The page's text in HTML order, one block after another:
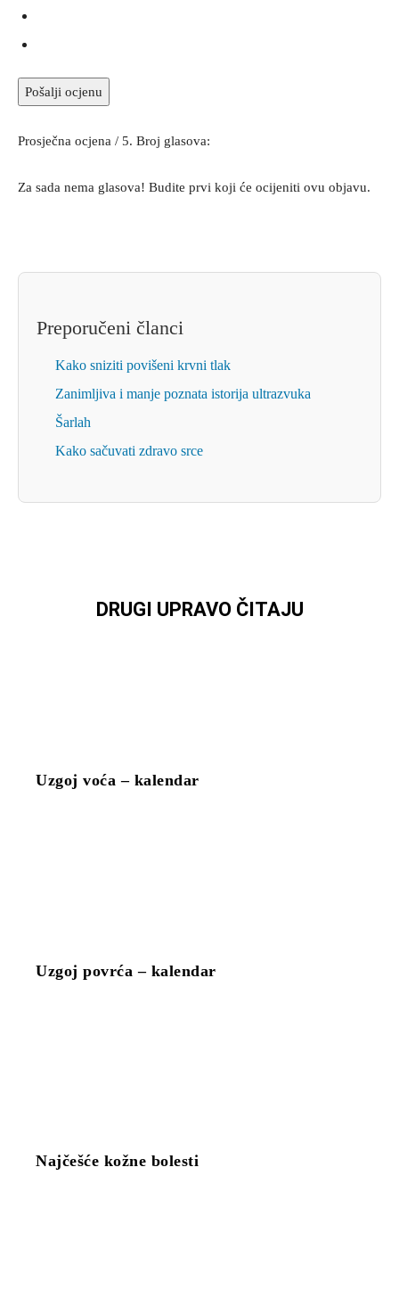
Pošalji ocjenu
Prosječna ocjena / 5. Broj glasova:
Za sada nema glasova! Budite prvi koji će ocijeniti ovu objavu.
Preporučeni članci
Kako sniziti povišeni krvni tlak
Zanimljiva i manje poznata istorija ultrazvuka
Šarlah
Kako sačuvati zdravo srce
DRUGI UPRAVO ČITAJU
Uzgoj voća – kalendar
Uzgoj povrća – kalendar
Najčešće kožne bolesti